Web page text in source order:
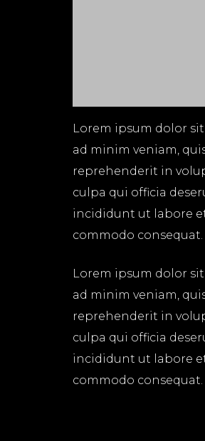
Lorem ipsum dolor
ad minim veniam,
reprehenderit in
culpa qui officia
incididunt ut labore
commodo
Lorem ipsum dolor
ad minim veniam,
reprehenderit in
culpa qui officia
incididunt ut labore
commodo